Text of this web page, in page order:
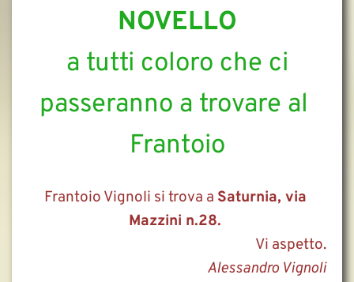
NOVELLO
passeranno a trovare al
Frantoio
Frantoio Vignoli si trova a Saturnia, via
Mazzini n.28.
Vi aspetto.
Alessandro Vignoli